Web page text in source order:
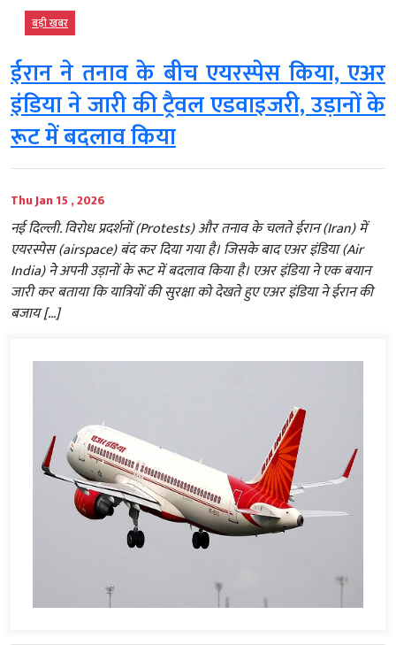
बड़ी खबर
ईरान ने तनाव के बीच एयरस्पेस किया, एअर
इंडिया ने जारी की ट्रैवल एडवाइजरी, उड़ानों के
रूट में बदलाव किया
Thu Jan 15 , 2026
नई दिल्ली. विरोध प्रदर्शनों (Protests) और तनाव के चलते ईरान (Iran) में
एयरस्पेस (airspace) बंद कर दिया गया है। जिसके बाद एअर इंडिया (Air
India) ने अपनी उड़ानों के रूट में बदलाव किया है। एअर इंडिया ने एक बयान
जारी कर बताया कि यात्रियों की सुरक्षा को देखते हुए एअर इंडिया ने ईरान की
बजाय […]